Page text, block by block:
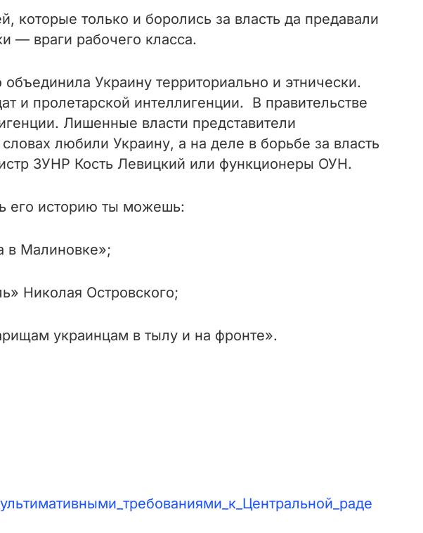
только и боролись за власть да предавали
— враги рабочего класса.
Украину территориально и этнически.
и пролетарской интеллигенции. В правительстве
Лишенные власти представители
любили Украину, а на деле в борьбе за власть
ЗУНР Кость Левицкий или функционеры ОУН.
его историю ты можешь:
в Малиновке»;
Николая Островского;
украинцам в тылу и на фронте».